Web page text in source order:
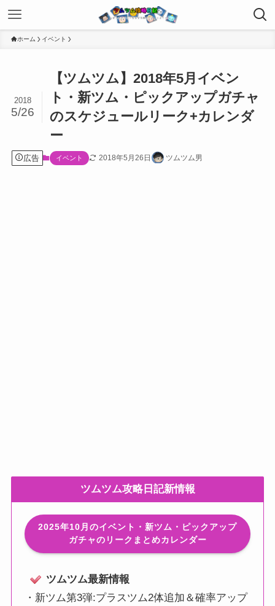
ホーム イベント
【ツムツム】2018年5月イベン
ト・新ツム・ピックアップガチャ
のスケジュールリーク+カレンダ
ー
2018
5/26
広告 イベント 2018年5月26日 ツムツム男
ツムツム攻略日記新情報
2025年10月のイベント・新ツム・ピックアップ
ガチャのリークまとめカレンダー
ツムツム最新情報
・ 新ツム第3弾:プラスツム2体追加＆確率アップ